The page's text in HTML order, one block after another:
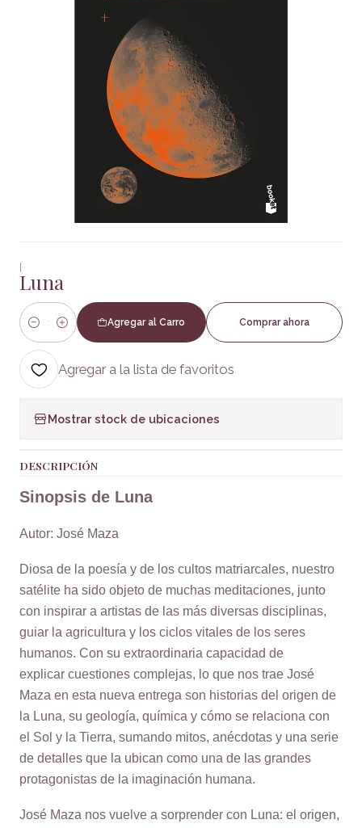
|
Luna
Cantidad
Agregar al Carro Comprar ahora
Agregar a la lista de favoritos
Mostrar stock de ubicaciones
DESCRIPCIÓN
Sinopsis de Luna
Autor: José Maza
Diosa de la poesía y de los cultos matriarcales, nuestro
satélite ha sido objeto de muchas meditaciones, junto
con inspirar a artistas de las más diversas disciplinas,
guiar la agricultura y los ciclos vitales de los seres
humanos. Con su extraordinaria capacidad de
explicar cuestiones complejas, lo que nos trae José
Maza en esta nueva entrega son historias del origen de
la Luna, su geología, química y cómo se relaciona con
el Sol y la Tierra, sumando mitos, anécdotas y una serie
de detalles que la ubican como una de las grandes
protagonistas de la imaginación humana.
José Maza nos vuelve a sorprender con Luna: el origen,